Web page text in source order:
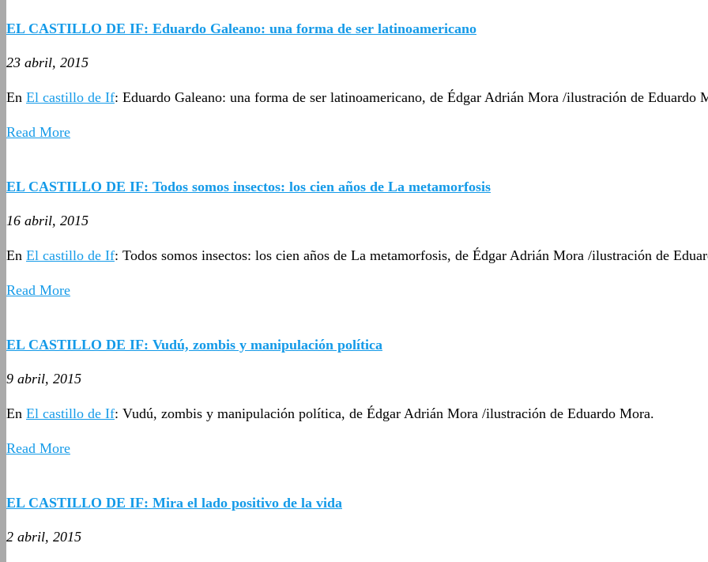
EL CASTILLO DE IF: Eduardo Galeano: una forma de ser latinoamericano
23 abril, 2015
En El castillo de If: Eduardo Galeano: una forma de ser latinoamericano, de Édgar Adrián Mora /ilustración de Eduardo
Read More
EL CASTILLO DE IF: Todos somos insectos: los cien años de La metamorfosis
16 abril, 2015
En El castillo de If: Todos somos insectos: los cien años de La metamorfosis, de Édgar Adrián Mora /ilustración de
Read More
EL CASTILLO DE IF: Vudú, zombis y manipulación política
9 abril, 2015
En El castillo de If: Vudú, zombis y manipulación política, de Édgar Adrián Mora /ilustración de Eduardo Mora.
Read More
EL CASTILLO DE IF: Mira el lado positivo de la vida
2 abril, 2015